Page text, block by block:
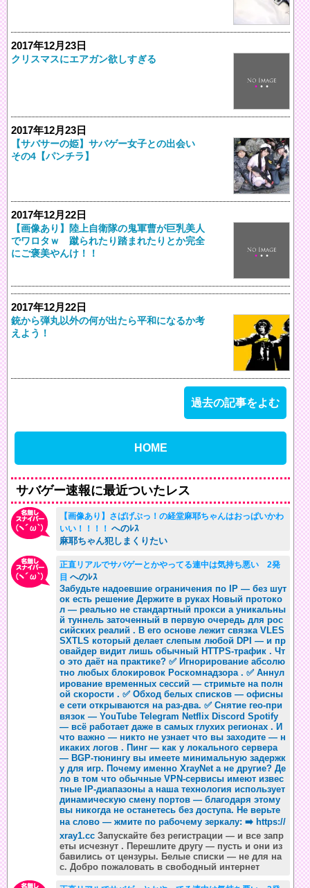
2017年12月23日
クリスマスにエアガン欲しすぎる
2017年12月23日
【サバサーの姫】サバゲー女子との出会い
その4【パンチラ】
2017年12月22日
【画像あり】陸上自衛隊の鬼軍曹が巨乳美人
でワロタｗ 蹴られたり踏まれたりとか完全
にご褒美やんけ！！
2017年12月22日
銃から弾丸以外の何が出たら平和になるか考
えよう！
過去の記事をよむ
HOME
サバゲー速報に最近ついたレス
【画像あり】さばげぶっ！の経堂麻耶ちゃんはおっぱいかわ
いい！！！！ へのﾚｽ
麻耶ちゃん犯しまくりたい
正直リアルでサバゲーとかやってる連中は気持ち悪い 2発
目 へのﾚｽ
Забудьте надоевшие ограничения по IP — без шут
ок есть решение Держите в руках Новый протоко
л — реально не стандартный прокси а уникальны
й туннель заточенный в первую очередь для рос
сийских реалий . В его основе лежит связка VLES
SXTLS который делает слепым любой DPI — и пр
овайдер видит лишь обычный HTTPS-трафик . Чт
о это даёт на практике? ✅ Игнорирование абсолю
тно любых блокировок Роскомнадзора . ✅ Аннул
ирование временных сессий — стримьте на полн
ой скорости . ✅ Обход белых списков — офисны
е сети открываются на раз-два. ✅ Снятие гео-при
вязок — YouTube Telegram Netflix Discord Spotify
— всё работает даже в самых глухих регионах . И
что важно — никто не узнает что вы заходите — н
икаких логов . Пинг — как у локального сервера
— BGP-тюнингу вы имеете минимальную задержк
у для игр. Почему именно XrayNet а не другие? Де
ло в том что обычные VPN-сервисы имеют извес
тные IP-диапазоны а наша технология использует
динамическую смену портов — благодаря этому
вы никогда не останетесь без доступа. Не верьте
на слово — жмите по рабочему зеркалу: ➡️ https://
xray1.cc Запускайте без регистрации — и все запр
еты исчезнут . Перешлите другу — пусть и они из
бавились от цензуры. Белые списки — не для на
с. Добро пожаловать в свободный интернет